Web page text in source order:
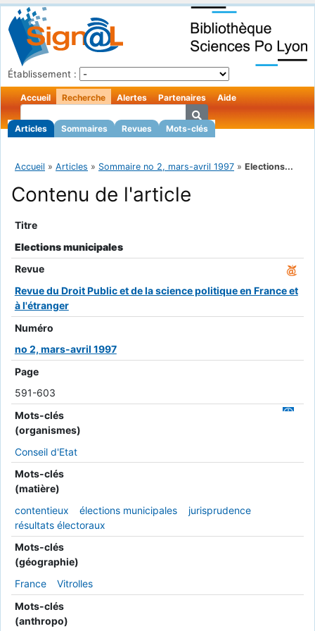
Établissement :
Accueil Recherche
Articles Sommaires Revues Mots-clés
Alertes Partenaires Aide
Accueil » Articles » Sommaire no 2, mars-avril 1997 » Elections...
Contenu de l'article
Titre
Elections municipales
Revue
Revue du Droit Public et de la science politique en France et
à l'étranger
Numéro
no 2, mars-avril 1997
Page
591-603
Mots-clés
(organismes)
Conseil d'Etat
Mots-clés
(matière)
contentieux
élections municipales
jurisprudence
résultats électoraux
Mots-clés
(géographie)
France
Vitrolles
Mots-clés
(anthropo)